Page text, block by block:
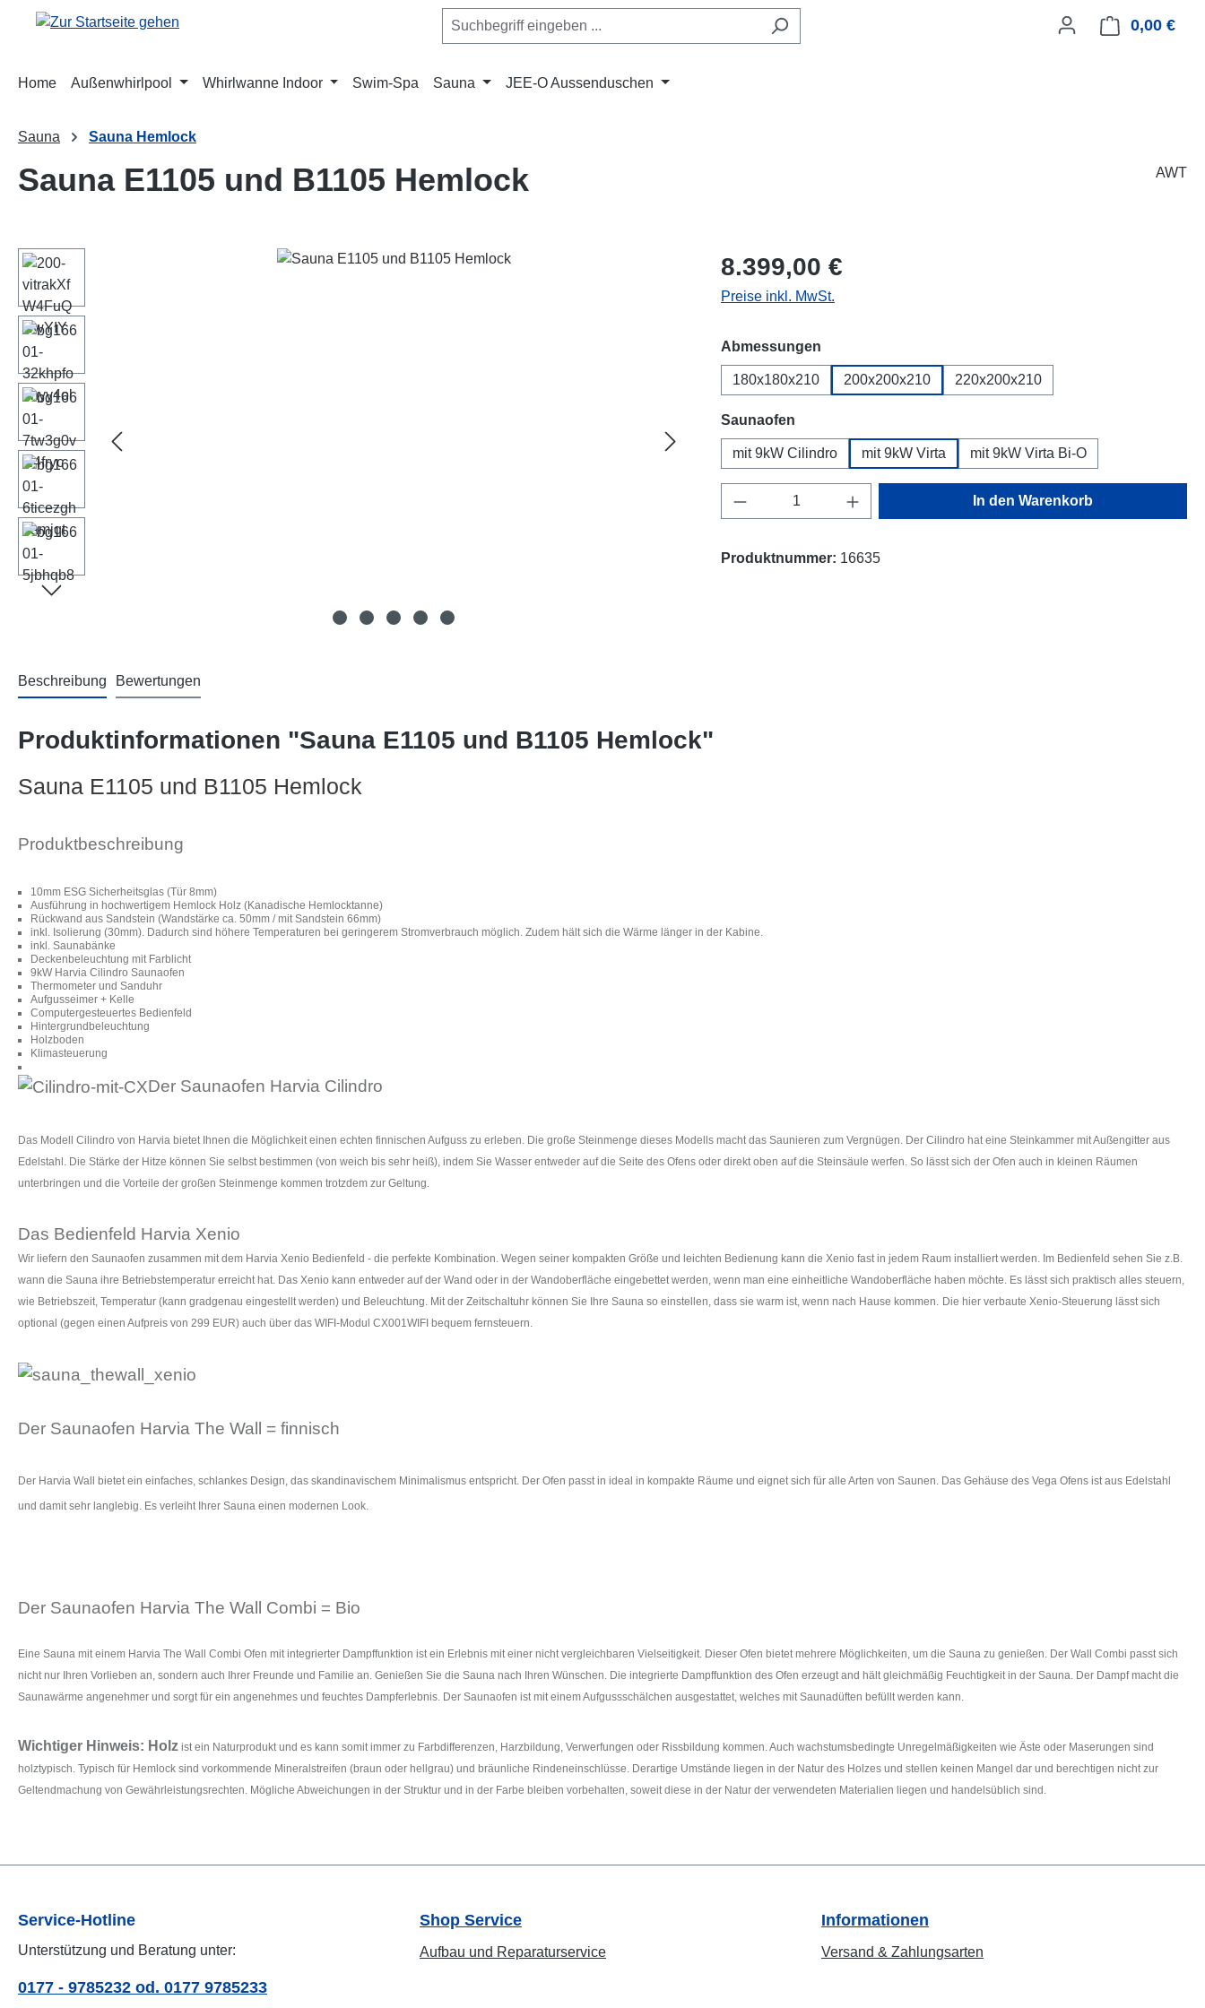
Hauptinhalt springen
Zur Suche springen
Zur Hauptnavigation springen 0,00 €
Home Außenwhirlpool Whirlwanne Indoor Swim-Spa Sauna JEE-O Aussenduschen
Sauna Sauna Hemlock
Sauna E1105 und B1105 Hemlock AWT
Bildergalerie überspringen Regulärer Preis:
8.399,00 €
Preise inkl. MwSt.
Abmessungen
180x180x210 200x200x210 220x200x210
Saunaofen
mit 9kW Cilindro mit 9kW Virta mit 9kW Virta Bi-O
Produkt Anzahl: Gib den gewünschten Wert ein
In den Warenkorb
Produktnummer: 16635
Beschreibung Bewertungen
Produktinformationen "Sauna E1105 und B1105 Hemlock"
Sauna E1105 und B1105 Hemlock
Produktbeschreibung
10mm ESG Sicherheitsglas (Tür 8mm)
Ausführung in hochwertigem Hemlock Holz (Kanadische Hemlocktanne)
Rückwand aus Sandstein (Wandstärke ca. 50mm / mit Sandstein 66mm)
inkl. Isolierung (30mm). Dadurch sind höhere Temperaturen bei geringerem Stromverbrauch möglich. Zudem hält sich die Wärme länger in der Kabine.
inkl. Saunabänke
Deckenbeleuchtung mit Farblicht
9kW Harvia Cilindro Saunaofen
Thermometer und Sanduhr
Aufgusseimer + Kelle
Computergesteuertes Bedienfeld
Hintergrundbeleuchtung
Holzboden
Klimasteuerung
Der Saunaofen Harvia Cilindro
Das Modell Cilindro von Harvia bietet Ihnen die Möglichkeit einen echten finnischen Aufguss zu erleben. Die große Steinmenge dieses Modells macht das Saunieren zum Vergnügen. Der Cilindro hat eine Steinkammer mit Außengitter aus
Edelstahl. Die Stärke der Hitze können Sie selbst bestimmen (von weich bis sehr heiß), indem Sie Wasser entweder auf die Seite des Ofens oder direkt oben auf die Steinsäule werfen. So lässt sich der Ofen auch in kleinen Räumen
unterbringen und die Vorteile der großen Steinmenge kommen trotzdem zur Geltung.
Das Bedienfeld Harvia Xenio
Wir liefern den Saunaofen zusammen mit dem Harvia Xenio Bedienfeld - die perfekte Kombination. Wegen seiner kompakten Größe und leichten Bedienung kann die Xenio fast in jedem Raum installiert werden. Im Bedienfeld sehen Sie z.B.
wann die Sauna ihre Betriebstemperatur erreicht hat. Das Xenio kann entweder auf der Wand oder in der Wandoberfläche eingebettet werden, wenn man eine einheitliche Wandoberfläche haben möchte. Es lässt sich praktisch alles steuern,
wie Betriebszeit, Temperatur (kann gradgenau eingestellt werden) und Beleuchtung. Mit der Zeitschaltuhr können Sie Ihre Sauna so einstellen, dass sie warm ist, wenn nach Hause kommen. Die hier verbaute Xenio-Steuerung lässt sich
optional (gegen einen Aufpreis von 299 EUR) auch über das WIFI-Modul CX001WIFI bequem fernsteuern.
Der Saunaofen Harvia The Wall = finnisch
Der Harvia Wall bietet ein einfaches, schlankes Design, das skandinavischem Minimalismus entspricht. Der Ofen passt in ideal in kompakte Räume und eignet sich für alle Arten von Saunen. Das Gehäuse des Vega Ofens ist aus Edelstahl
und damit sehr langlebig. Es verleiht Ihrer Sauna einen modernen Look.
Der Saunaofen Harvia The Wall Combi = Bio
Eine Sauna mit einem Harvia The Wall Combi Ofen mit integrierter Dampffunktion ist ein Erlebnis mit einer nicht vergleichbaren Vielseitigkeit. Dieser Ofen bietet mehrere Möglichkeiten, um die Sauna zu genießen. Der Wall Combi passt sich
nicht nur Ihren Vorlieben an, sondern auch Ihrer Freunde und Familie an. Genießen Sie die Sauna nach Ihren Wünschen. Die integrierte Dampffunktion des Ofen erzeugt and hält gleichmäßig Feuchtigkeit in der Sauna. Der Dampf macht die
Saunawärme angenehmer und sorgt für ein angenehmes und feuchtes Dampferlebnis. Der Saunaofen ist mit einem Aufgussschälchen ausgestattet, welches mit Saunadüften befüllt werden kann.
Wichtiger Hinweis: Holz ist ein Naturprodukt und es kann somit immer zu Farbdifferenzen, Harzbildung, Verwerfungen oder Rissbildung kommen. Auch wachstumsbedingte Unregelmäßigkeiten wie Äste oder Maserungen sind
holztypisch. Typisch für Hemlock sind vorkommende Mineralstreifen (braun oder hellgrau) und bräunliche Rindeneinschlüsse. Derartige Umstände liegen in der Natur des Holzes und stellen keinen Mangel dar und berechtigen nicht zur
Geltendmachung von Gewährleistungsrechten. Mögliche Abweichungen in der Struktur und in der Farbe bleiben vorbehalten, soweit diese in der Natur der verwendeten Materialien liegen und handelsüblich sind.
Service-Hotline
Unterstützung und Beratung unter:
0177 - 9785232 od. 0177 9785233
Shop Service
Aufbau und Reparaturservice
Informationen
Versand & Zahlungsarten